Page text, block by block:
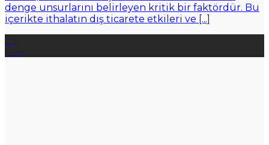
denge unsurlarını belirleyen kritik bir faktördür. Bu
içerikte ithalatın dış ticarete etkileri ve [...]